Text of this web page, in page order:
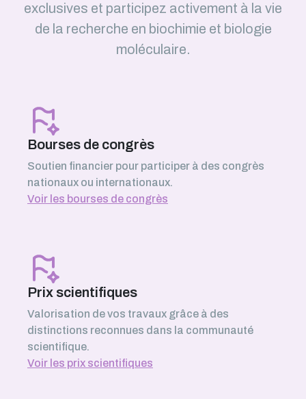
exclusives et participez activement à la vie
de la recherche en biochimie et biologie
moléculaire.
Bourses de congrès
Soutien financier pour participer à des congrès
nationaux ou internationaux.
Voir les bourses de congrès
Prix scientifiques
Valorisation de vos travaux grâce à des
distinctions reconnues dans la communauté
scientifique.
Voir les prix scientifiques